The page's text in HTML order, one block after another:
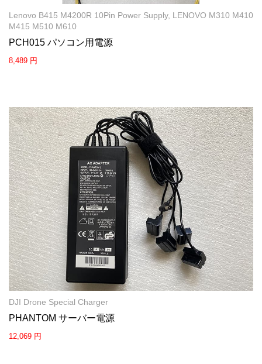
Lenovo B415 M4200R 10Pin Power Supply, LENOVO M310 M410
M415 M510 M610
PCH015 パソコン用電源
8,489 円
DJI Drone Special Charger
PHANTOM サーバー電源
12,069 円